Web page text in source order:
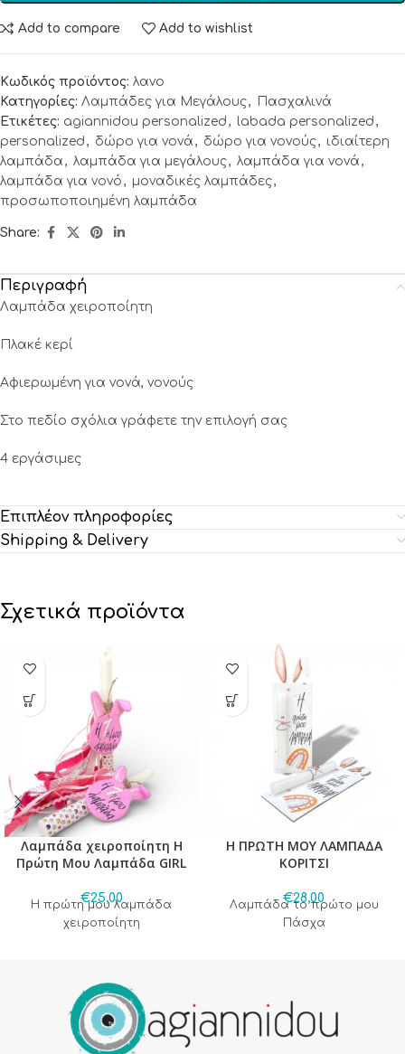
Add to compare Add to wishlist
Κωδικός προϊόντος: λανο
Κατηγορίες: Λαμπάδες για Μεγάλους,
Πασχαλινά
Ετικέτες: agiannidou personalized , labada personalized ,
personalized , δώρο για νονά , δώρο για νονούς, ιδιαίτερη
λαμπάδα , λαμπάδα για μεγάλους, λαμπάδα για νονά ,
λαμπάδα για νονό , μοναδικές λαμπάδες,
προσωποποιημένη λαμπάδα
Share:
Περιγραφή
Λαμπάδα χειροποίητη
Πλακέ κερί
Αφιερωμένη για νονά, νονούς
Στο πεδίο σχόλια γράφετε την επιλογή σας
4 εργάσιμες
Επιπλέον πληροφορίες
Shipping & Delivery
Σχετικά προϊόντα
Λαμπάδα χειροποίητη Η
Πρώτη Μου Λαμπάδα GIRL
€25,00
Η πρώτη μου λαμπάδα
χειροποίητη
Η ΠΡΩΤΗ ΜΟΥ ΛΑΜΠΑΔΑ
ΚΟΡΙΤΣΙ
€28,00
Λαμπάδα το πρώτο μου
Πάσχα